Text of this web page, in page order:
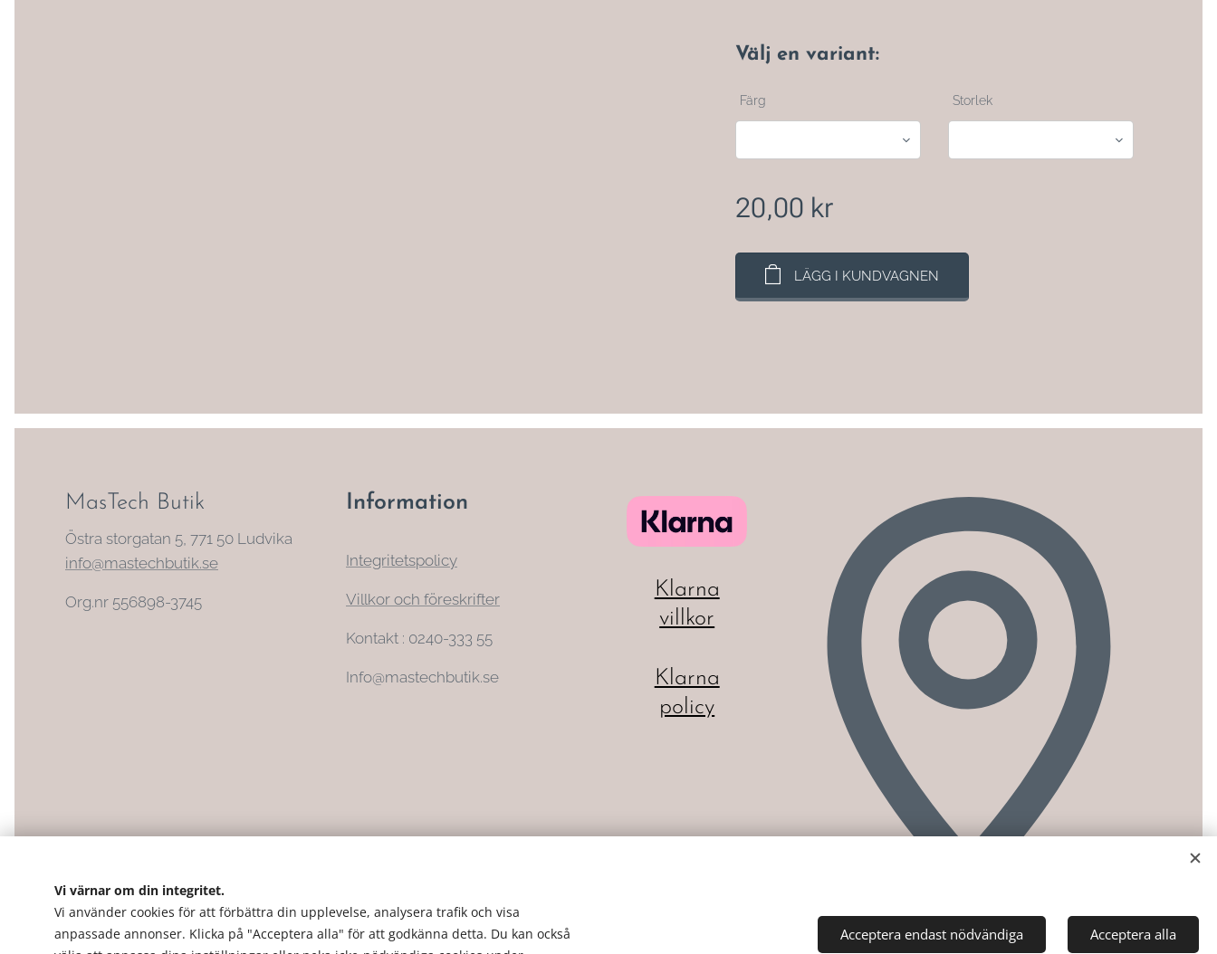
Välj en variant:
Färg Storlek
20,00 kr
LÄGG I KUNDVAGNEN
MasTech Butik
Östra storgatan 5, 771 50 Ludvika
info@mastechbutik.se
Org.nr 556898-3745
Information
Integritetspolicy
Villkor och föreskrifter
Kontakt : 0240-333 55
Info@mastechbutik.se
Klarna
villkor
Klarna
policy
Vi värnar om din integritet.
Vi använder cookies för att förbättra din upplevelse, analysera trafik och visa
anpassade annonser. Klicka på "Acceptera alla" för att godkänna detta. Du kan också
Acceptera endast nödvändiga Acceptera alla